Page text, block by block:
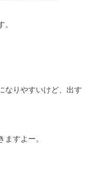
なりやすいけど、出す
すよー。